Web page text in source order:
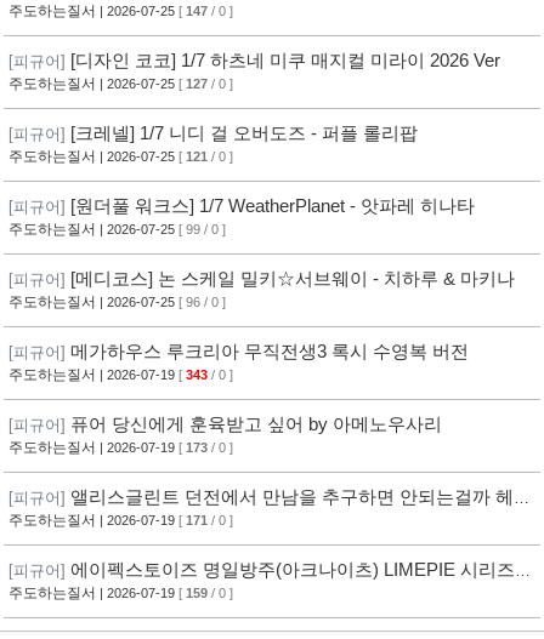
Ver
주도하는질서 | 2026-07-25 [ 147 / 0 ]
[피규어] [디자인 코코] 1/7 하츠네 미쿠 매지컬 미라이 2026 Ver
주도하는질서 | 2026-07-25 [ 127 / 0 ]
[피규어] [크레넬] 1/7 니디 걸 오버도즈 - 퍼플 롤리팝
주도하는질서 | 2026-07-25 [ 121 / 0 ]
[피규어] [원더풀 워크스] 1/7 WeatherPlanet - 앗파레 히나타
주도하는질서 | 2026-07-25 [ 99 / 0 ]
[피규어] [메디코스] 논 스케일 밀키☆서브웨이 - 치하루 & 마키나
주도하는질서 | 2026-07-25 [ 96 / 0 ]
[피규어] 메가하우스 루크리아 무직전생3 록시 수영복 버전
주도하는질서 | 2026-07-19 [ 343 / 0 ]
[피규어] 퓨어 당신에게 훈육받고 싶어 by 아메노우사리
주도하는질서 | 2026-07-19 [ 173 / 0 ]
[피규어] 앨리스글린트 던전에서 만남을 추구하면 안되는걸까 헤스
티아 신위해방 Ver
주도하는질서 | 2026-07-19 [ 171 / 0 ]
[피규어] 에이펙스토이즈 명일방주(아크나이츠) LIMEPIE 시리즈
아미야 티타임 Ver
주도하는질서 | 2026-07-19 [ 159 / 0 ]